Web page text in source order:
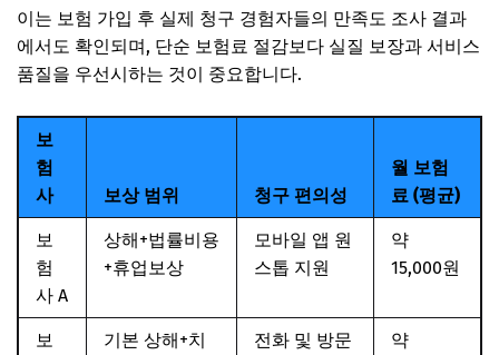
이는 보험 가입 후 실제 청구 경험자들의 만족도 조사 결과
에서도 확인되며, 단순 보험료 절감보다 실질 보장과 서비스
품질을 우선시하는 것이 중요합니다.
보
험
사
보상 범위 청구 편의성
월 보험
료 (평균)
보
험
사 A
상해+법률비용
+휴업보상
모바일 앱 원
스톱 지원
약
15,000원
보
기본 상해+치
전화 및 방문
약